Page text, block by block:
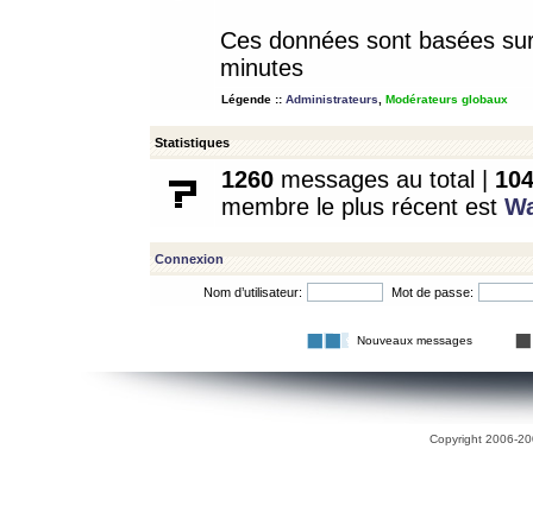
Ces données sont basées
minutes
Légende :: Administrateurs Modérateurs globaux
Statistiques
1260 messages au total | 104
membre le plus récent est
Connexion
Nom d’utilisateur: Mot de passe:
Nouveaux messages
Copyright 2006-